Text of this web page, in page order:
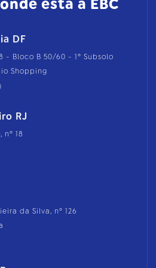
está a EBC
DF
- Bloco B 50/60 - 1º Subsolo
Shopping
RJ
nº 18
da Silva, nº 126